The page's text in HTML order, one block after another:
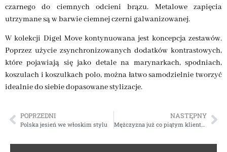
czarnego do ciemnych odcieni brązu. Metalowe zapięcia
utrzymane są w barwie ciemnej czerni galwanizowanej.
W kolekcji Digel Move kontynuowana jest koncepcja zestawów.
Poprzez użycie zsynchronizowanych dodatków kontrastowych,
które pojawiają się jako detale na marynarkach, spodniach,
koszulach i koszulkach polo, można łatwo samodzielnie tworzyć
idealnie do siebie dopasowane stylizacje.
POPRZEDNI
Polska jesień we włoskim stylu
NASTĘPNY
Mężczyzna już co piątym klientem gabinetów medycyny estetycznej